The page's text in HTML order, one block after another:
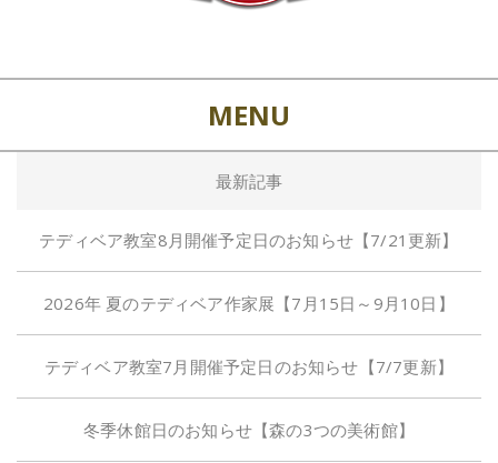
MENU
最新記事
テディベア教室8月開催予定日のお知らせ【7/21更新】
2026年 夏のテディベア作家展【7月15日～9月10日】
テディベア教室7月開催予定日のお知らせ【7/7更新】
冬季休館日のお知らせ【森の3つの美術館】